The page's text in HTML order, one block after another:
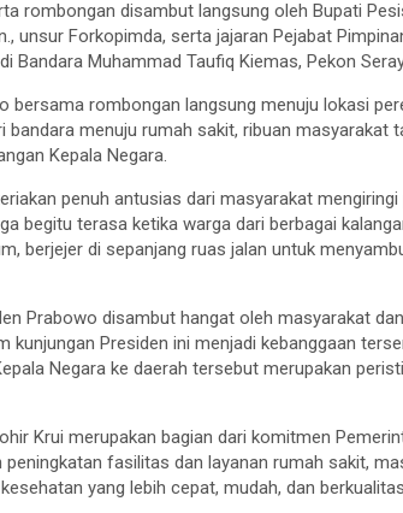
rombongan disambut langsung oleh Bupati
unsur Forkopimda, serta jajaran Pejabat
Bandara Muhammad Taufiq Kiemas, Pekon
bersama rombongan langsung menuju lokasi
bandara menuju rumah sakit, ribuan masyarakat
Kepala Negara.
penuh antusias dari masyarakat
begitu terasa ketika warga dari berbagai
berjejer di sepanjang ruas jalan untuk
Prabowo disambut hangat oleh masyarakat
kunjungan Presiden ini menjadi kebanggaan
Negara ke daerah tersebut merupakan
Krui merupakan bagian dari komitmen
peningkatan fasilitas dan layanan rumah sakit,
yang lebih cepat, mudah, dan